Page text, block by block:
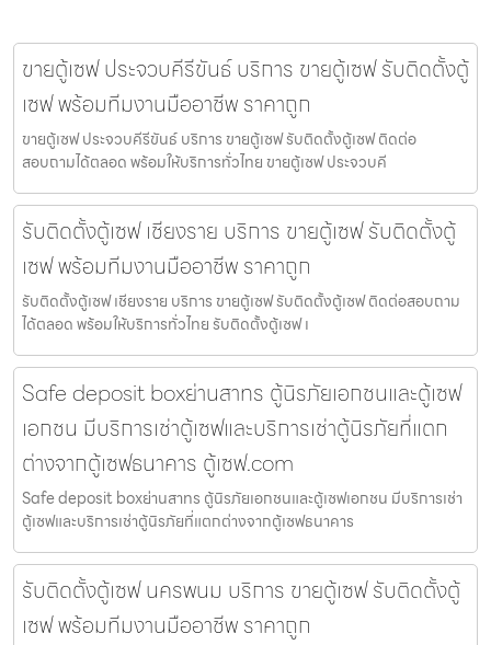
ขายตู้เซฟ ประจวบคีรีขันธ์ บริการ ขายตู้เซฟ รับติดตั้งตู้
เซฟ พร้อมทีมงานมืออาชีพ ราคาถูก
ขายตู้เซฟ ประจวบคีรีขันธ์ บริการ ขายตู้เซฟ รับติดตั้งตู้เซฟ ติดต่อ
สอบถามได้ตลอด พร้อมให้บริการทั่วไทย ขายตู้เซฟ ประจวบคี
รับติดตั้งตู้เซฟ เชียงราย บริการ ขายตู้เซฟ รับติดตั้งตู้
เซฟ พร้อมทีมงานมืออาชีพ ราคาถูก
รับติดตั้งตู้เซฟ เชียงราย บริการ ขายตู้เซฟ รับติดตั้งตู้เซฟ ติดต่อสอบถาม
ได้ตลอด พร้อมให้บริการทั่วไทย รับติดตั้งตู้เซฟ เ
Safe deposit boxย่านสาทร ตู้นิรภัยเอกชนและตู้เซฟ
เอกชน มีบริการเช่าตู้เซฟและบริการเช่าตู้นิรภัยที่แตก
ต่างจากตู้เซฟธนาคาร ตู้เซฟ.com
Safe deposit boxย่านสาทร ตู้นิรภัยเอกชนและตู้เซฟเอกชน มีบริการเช่า
ตู้เซฟและบริการเช่าตู้นิรภัยที่แตกต่างจากตู้เซฟธนาคาร
รับติดตั้งตู้เซฟ นครพนม บริการ ขายตู้เซฟ รับติดตั้งตู้
เซฟ พร้อมทีมงานมืออาชีพ ราคาถูก